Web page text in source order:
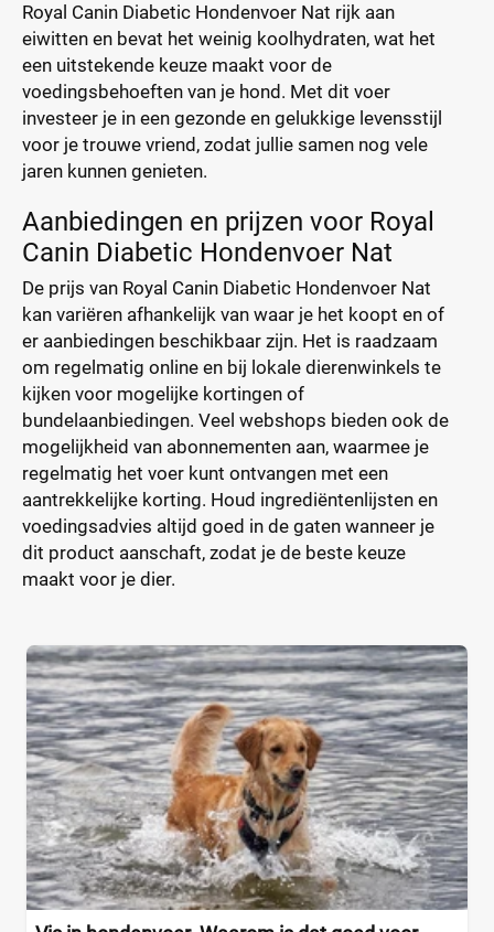
Royal Canin Diabetic Hondenvoer Nat rijk aan
eiwitten en bevat het weinig koolhydraten, wat het
een uitstekende keuze maakt voor de
voedingsbehoeften van je hond. Met dit voer
investeer je in een gezonde en gelukkige levensstijl
voor je trouwe vriend, zodat jullie samen nog vele
jaren kunnen genieten.
Aanbiedingen en prijzen voor Royal
Canin Diabetic Hondenvoer Nat
De prijs van Royal Canin Diabetic Hondenvoer Nat
kan variëren afhankelijk van waar je het koopt en of
er aanbiedingen beschikbaar zijn. Het is raadzaam
om regelmatig online en bij lokale dierenwinkels te
kijken voor mogelijke kortingen of
bundelaanbiedingen. Veel webshops bieden ook de
mogelijkheid van abonnementen aan, waarmee je
regelmatig het voer kunt ontvangen met een
aantrekkelijke korting. Houd ingrediëntenlijsten en
voedingsadvies altijd goed in de gaten wanneer je
dit product aanschaft, zodat je de beste keuze
maakt voor je dier.